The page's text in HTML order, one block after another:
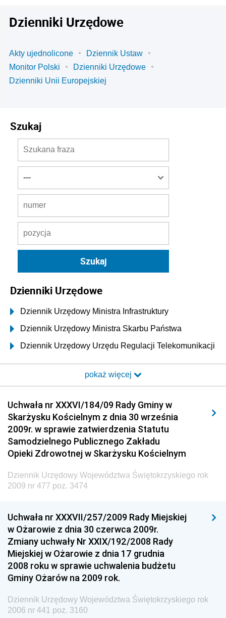
Dzienniki Urzędowe
Akty ujednolicone
Dziennik Ustaw
Monitor Polski
Dzienniki Urzędowe
Dzienniki Unii Europejskiej
Szukaj
Dzienniki Urzędowe
Dziennik Urzędowy Ministra Infrastruktury
Dziennik Urzędowy Ministra Skarbu Państwa
Dziennik Urzędowy Urzędu Regulacji Telekomunikacji
Dziennik Urzędowy Ministra Transportu i Budownictwa
Elektronicznej
Dziennik Urzędowy Ministra Spraw Wewnętrznych i
Administracji
Dziennik Urzędowy Ministra Transportu
Dziennik Urzędowy Ministra Budownictwa
Dziennik Urzędowy Ministra Nauki i Szkolnictwa
Dziennik Urzędowy Głównego Urzędu Miar
Dziennik Urzędowy Ministra Rolnictwa i Rozwoju Wsi
Dziennik Urzędowy Ministra Edukacji Narodowej i
Sportu
Dziennik Urzędowy Ministra Edukacji i Nauki
Dziennik Urzędowy Ministra Edukacji Narodowej
Dziennik Urzędowy Ministra Gospodarki Morskiej
pokaż więcej
Uchwała nr XXXVI/184/09 Rady Gminy w
Skarżysku Kościelnym z dnia 30 września
2009r. w sprawie zatwierdzenia Statutu
Samodzielnego Publicznego Zakładu
Opieki Zdrowotnej w Skarżysku Kościelnym
Dziennik Urzędowy Województwa Świętokrzyskiego rok
2009 nr 477 poz. 3474
Uchwała nr XXXVII/257/2009 Rady Miejskiej
w Ożarowie z dnia 30 czerwca 2009r.
Zmiany uchwały Nr XXIX/192/2008 Rady
Miejskiej w Ożarowie z dnia 17 grudnia
2008 roku w sprawie uchwalenia budżetu
Gminy Ożarów na 2009 rok.
Dziennik Urzędowy Województwa Świętokrzyskiego rok
2006 nr 441 poz. 3160